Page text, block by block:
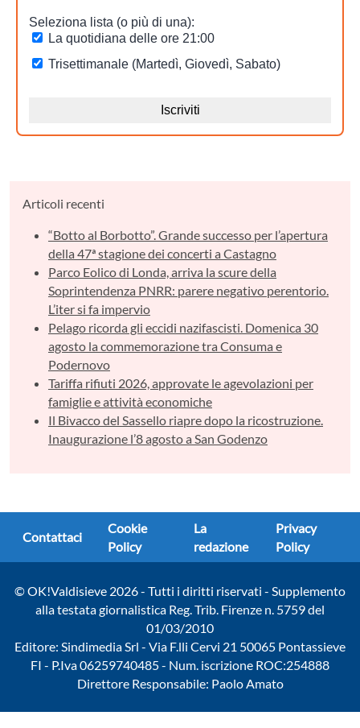
Articoli recenti
“Botto al Borbotto”. Grande successo per l’apertura
della 47ª stagione dei concerti a Castagno
Parco Eolico di Londa, arriva la scure della
Soprintendenza PNRR: parere negativo perentorio.
L’iter si fa impervio
Pelago ricorda gli eccidi nazifascisti. Domenica 30
agosto la commemorazione tra Consuma e
Podernovo
Tariffa rifiuti 2026, approvate le agevolazioni per
famiglie e attività economiche
Il Bivacco del Sassello riapre dopo la ricostruzione.
Inaugurazione l’8 agosto a San Godenzo
Contattaci
Cookie
Policy
La
redazione
Privacy
Policy
© OK!Valdisieve 2026 - Tutti i diritti riservati - Supplemento
alla testata giornalistica Reg. Trib. Firenze n. 5759 del
01/03/2010
Editore: Sindimedia Srl - Via F.lli Cervi 21 50065 Pontassieve
FI - P.Iva 06259740485 - Num. iscrizione ROC:254888
Direttore Responsabile: Paolo Amato